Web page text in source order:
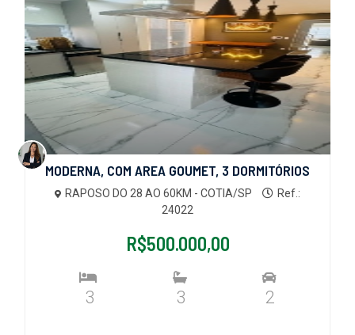
MODERNA, COM AREA GOUMET, 3 DORMITÓRIOS
RAPOSO DO 28 AO 60KM - COTIA/SP
Ref.:
24022
R$500.000,00
3 3 2